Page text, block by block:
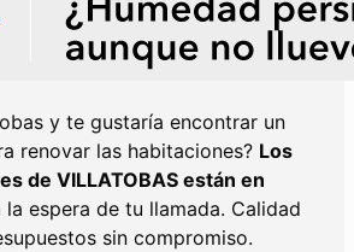
y te gustaría encontrar un
renovar las habitaciones? Los
de VILLATOBAS están en
la espera de tu llamada. Calidad
sin compromiso.